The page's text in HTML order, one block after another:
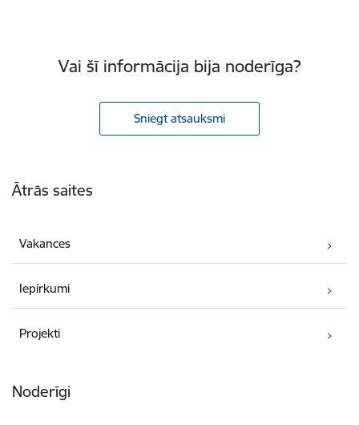
Vai šī informācija bija noderīga?
Sniegt atsauksmi
Ātrās saites
Vakances
Iepirkumi
Projekti
Noderīgi